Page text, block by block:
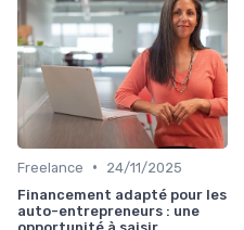
Freelance •
24/11/2025
Financement adapté pour les
auto-entrepreneurs : une